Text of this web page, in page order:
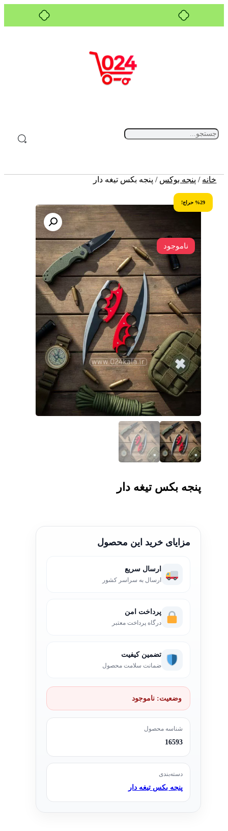
خانه / پنجه بوکس / پنجه بکس تیغه دار
%29 حراج!
پنجه بکس تیغه دار
ناموجود
مزایای خرید این محصول
ارسال سریع
ارسال به سراسر کشور
پرداخت امن
درگاه پرداخت معتبر
تضمین کیفیت
ضمانت سلامت محصول
وضعیت: ناموجود
شناسه محصول
16593
دسته‌بندی
پنجه بکس تیغه دار